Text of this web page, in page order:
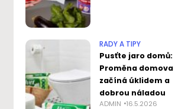
RADY A TIPY
Pusťte jaro domů:
Proměna domova
začíná úklidem a
dobrou náladou
ADMIN 16.5.2026